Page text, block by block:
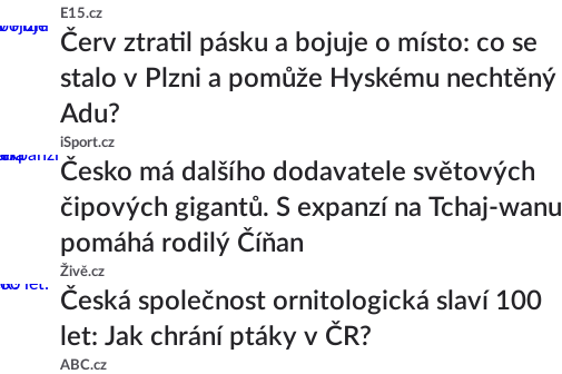
E15.cz
Červ ztratil pásku a bojuje o místo: co se
stalo v Plzni a pomůže Hyskému nechtěný
Adu?
iSport.cz
Česko má dalšího dodavatele světových
čipových gigantů. S expanzí na Tchaj-wanu
pomáhá rodilý Číňan
Živě.cz
Česká společnost ornitologická slaví 100
let: Jak chrání ptáky v ČR?
ABC.cz